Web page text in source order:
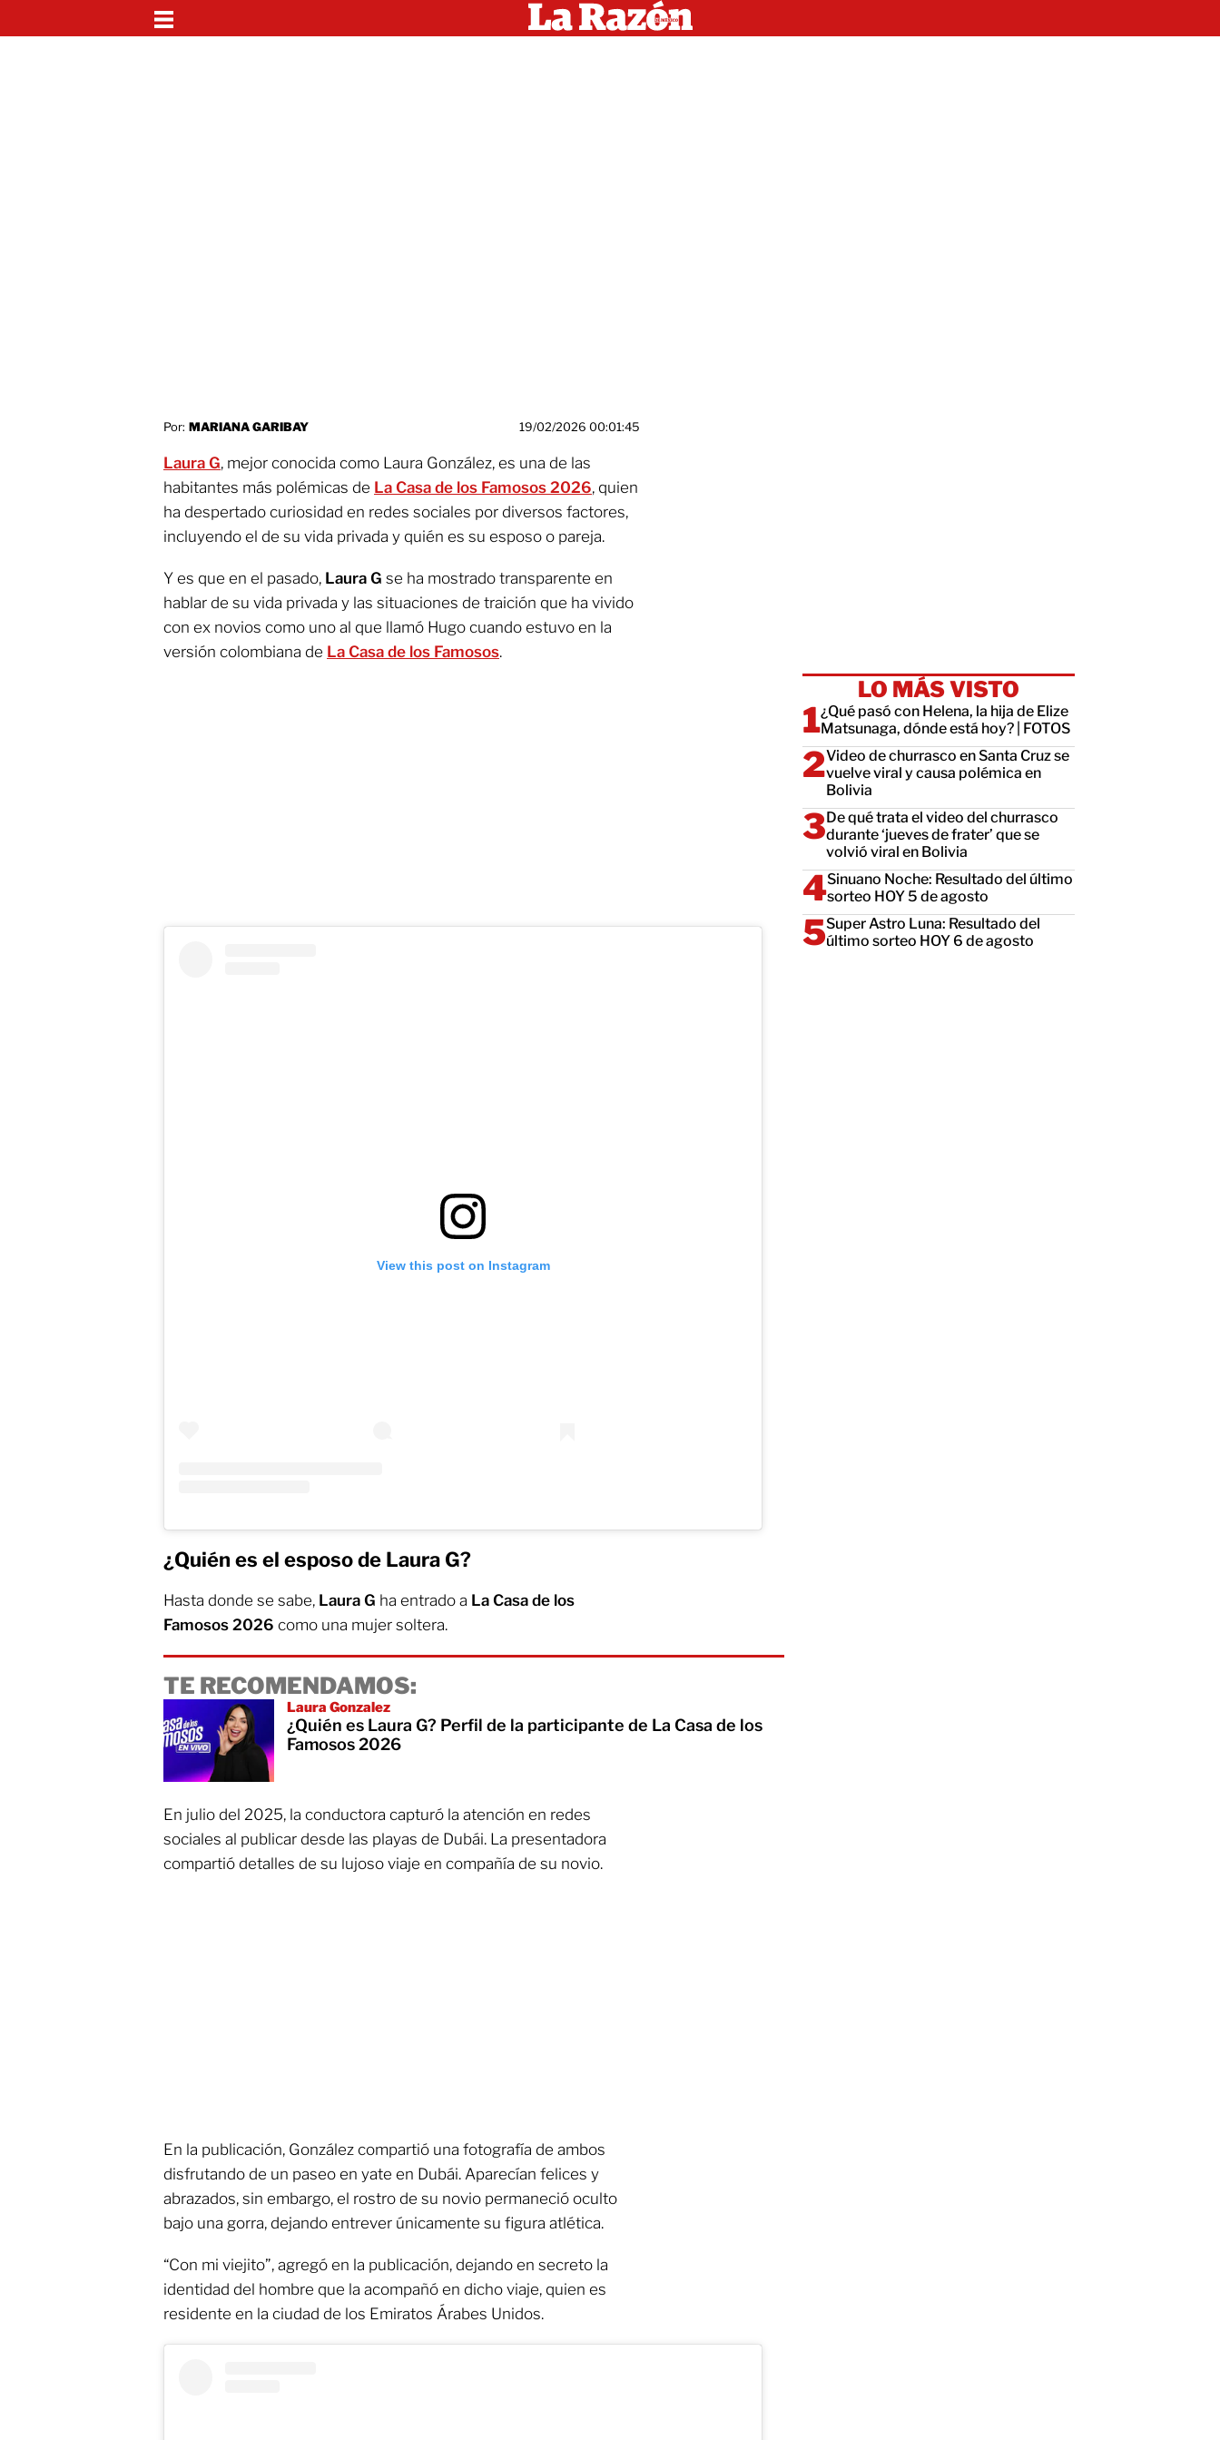
Por: MARIANA GARIBAY 19/02/2026 00:01:45
Laura G, mejor conocida como Laura González, es una de las
habitantes más polémicas de La Casa de los Famosos 2026, quien
ha despertado curiosidad en redes sociales por diversos factores,
incluyendo el de su vida privada y quién es su esposo o pareja.
Y es que en el pasado, Laura G se ha mostrado transparente en
hablar de su vida privada y las situaciones de traición que ha vivido
con ex novios como uno al que llamó Hugo cuando estuvo en la
versión colombiana de La Casa de los Famosos.
View this post on Instagram
¿Quién es el esposo de Laura G?
Hasta donde se sabe, Laura G ha entrado a La Casa de los
Famosos 2026 como una mujer soltera.
TE RECOMENDAMOS:
Laura Gonzalez
¿Quién es Laura G? Perfil de la participante de La Casa de los
Famosos 2026
En julio del 2025, la conductora capturó la atención en redes
sociales al publicar desde las playas de Dubái. La presentadora
compartió detalles de su lujoso viaje en compañía de su novio.
En la publicación, González compartió una fotografía de ambos
disfrutando de un paseo en yate en Dubái. Aparecían felices y
abrazados, sin embargo, el rostro de su novio permaneció oculto
bajo una gorra, dejando entrever únicamente su figura atlética.
“Con mi viejito”, agregó en la publicación, dejando en secreto la
identidad del hombre que la acompañó en dicho viaje, quien es
residente en la ciudad de los Emiratos Árabes Unidos.
LO MÁS VISTO
¿Qué pasó con Helena, la hija de Elize
Matsunaga, dónde está hoy? | FOTOS
Video de churrasco en Santa Cruz se
vuelve viral y causa polémica en
Bolivia
De qué trata el video del churrasco
durante ‘jueves de frater’ que se
volvió viral en Bolivia
Sinuano Noche: Resultado del último
sorteo HOY 5 de agosto
Super Astro Luna: Resultado del
último sorteo HOY 6 de agosto